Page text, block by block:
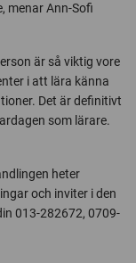
menar Ann-Sofi
är så viktig vore
i att lära känna
Det är definitivt
som lärare.
heter
och inviter i den
013-282672, 0709-